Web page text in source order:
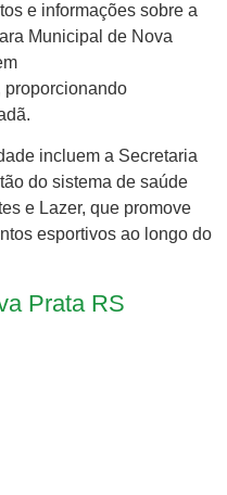
e informações sobre a
Municipal de Nova
proporcionando
incluem a Secretaria
do sistema de saúde
e Lazer, que promove
esportivos ao longo do
Prata RS